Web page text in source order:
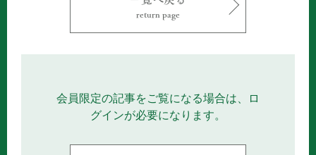
return page
会員限定の記事をご覧になる場合は、ロ
グインが必要になります。